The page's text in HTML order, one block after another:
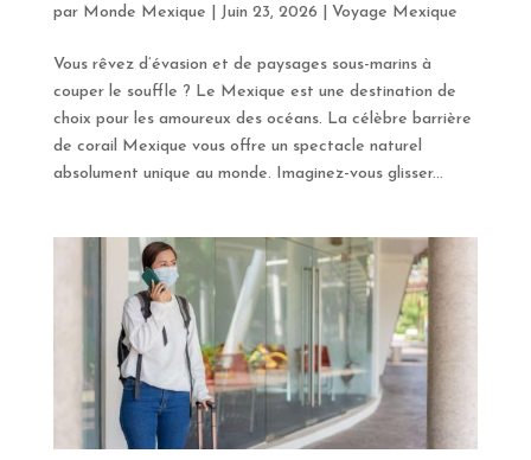
par Monde Mexique Juin 23, 2026 Voyage Mexique
Vous rêvez d’évasion et de paysages sous-marins à
couper le souffle ? Le Mexique est une destination de
choix pour les amoureux des océans. La célèbre barrière
de corail Mexique vous offre un spectacle naturel
absolument unique au monde. Imaginez-vous glisser...